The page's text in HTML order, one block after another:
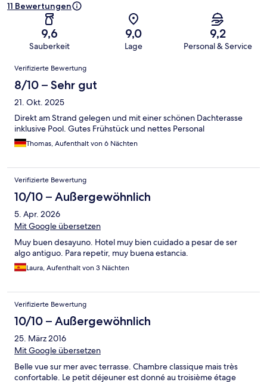
11 Bewertungen
9,6
Sauberkeit
9,0
Lage
9,2
Personal & Service
Bewertungen
Verifizierte Bewertung
8/10 – Sehr gut
21. Okt. 2025
Direkt am Strand gelegen und mit einer schönen Dachterasse
inklusive Pool. Gutes Frühstück und nettes Personal
Thomas, Aufenthalt von 6 Nächten
Verifizierte Bewertung
10/10 – Außergewöhnlich
5. Apr. 2026
Mit Google übersetzen
Muy buen desayuno. Hotel muy bien cuidado a pesar de ser
algo antiguo. Para repetir, muy buena estancia.
Laura, Aufenthalt von 3 Nächten
Verifizierte Bewertung
10/10 – Außergewöhnlich
25. März 2016
Mit Google übersetzen
Belle vue sur mer avec terrasse. Chambre classique mais très
confortable. Le petit déjeuner est donné au troisième étage